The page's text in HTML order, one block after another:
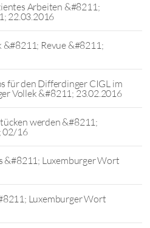
Arbeiten &#8211;
22.03.2016
Revue &#8211;
für den Differdinger CIGL im
Vollek &#8211; 23.02.2016
werden &#8211;
02/16
&#8211; Luxemburger Wort
Luxemburger Wort